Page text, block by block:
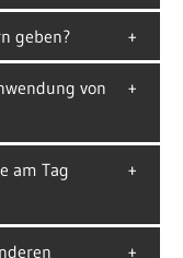
geben?
von
am Tag